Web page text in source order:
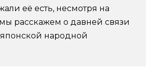
её есть, несмотря на
расскажем о давней связи
народной